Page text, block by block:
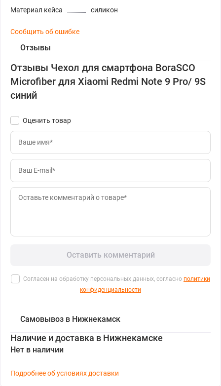
Материал кейса силикон
Сообщить об ошибке
Отзывы
Отзывы Чехол для смартфона BoraSCO
Microfiber для Xiaomi Redmi Note 9 Pro/ 9S
синий
Оценить товар
Оставить комментарий
Согласен на обработку персональных данных, согласно политики
конфиденциальности
Самовывоз в Нижнекамск
Наличие и доставка в Нижнекамске
Нет в наличии
Подробнее об условиях доставки